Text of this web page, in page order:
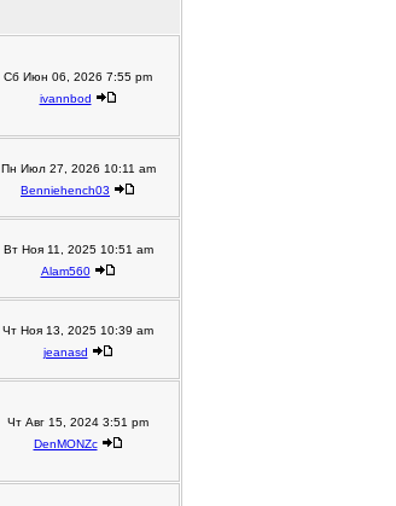
Сб Июн 06, 2026 7:55 pm
ivannbod
Пн Июл 27, 2026 10:11 am
Benniehench03
Вт Ноя 11, 2025 10:51 am
Alam560
Чт Ноя 13, 2025 10:39 am
jeanasd
Чт Авг 15, 2024 3:51 pm
DenMONZc